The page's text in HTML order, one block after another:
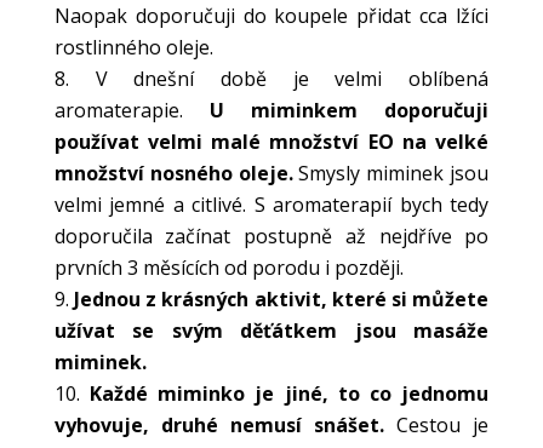
Naopak doporučuji do koupele přidat cca lžíci
rostlinného oleje.
V dnešní době je velmi oblíbená
aromaterapie. U miminkem doporučuji
používat velmi malé množství EO na velké
množství nosného oleje.Smysly miminek jsou
velmi jemné a citlivé. S aromaterapií bych tedy
doporučila začínat postupně až nejdříve po
prvních 3 měsících od porodu i později.
Jednou z krásných aktivit, které si můžete
užívat se svým děťátkem jsou masáže
miminek.
Každé miminko je jiné, to co jednomu
vyhovuje, druhé nemusí snášet. Cestou je